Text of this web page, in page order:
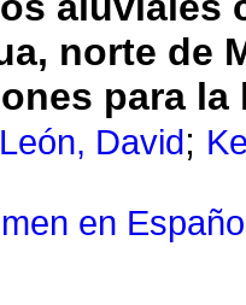
norte de
para
David ;
en